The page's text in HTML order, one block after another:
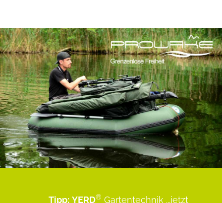
Tipp: YERD® Gartentechnik ...jetzt